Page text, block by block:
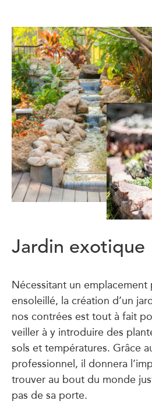
Jardin exotique
Nécessitant un
ensoleillé, la création d’un
nos contrées est tout à fait
veiller à y introduire des
sols et températures. Grâce
professionnel, il donnera
trouver au bout du monde
pas de sa porte.